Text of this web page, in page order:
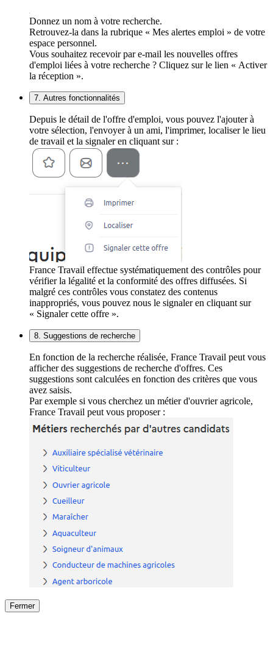
Donnez un nom à votre recherche.
Retrouvez-la dans la rubrique « Mes alertes emploi » de votre
espace personnel.
Vous souhaitez recevoir par e-mail les nouvelles offres
d'emploi liées à votre recherche ? Cliquez sur le lien « Activer
la réception ».
7. Autres fonctionnalités
Depuis le détail de l'offre d'emploi, vous pouvez l'ajouter à
votre sélection, l'envoyer à un ami, l'imprimer, localiser le lieu
de travail et la signaler en cliquant sur :
France Travail effectue systématiquement des contrôles pour
vérifier la légalité et la conformité des offres diffusées. Si
malgré ces contrôles vous constatez des contenus
inappropriés, vous pouvez nous le signaler en cliquant sur
« Signaler cette offre ».
8. Suggestions de recherche
En fonction de la recherche réalisée, France Travail peut vous
afficher des suggestions de recherche d'offres. Ces
suggestions sont calculées en fonction des critères que vous
avez saisis.
Par exemple si vous cherchez un métier d'ouvrier agricole,
France Travail peut vous proposer :
Fermer